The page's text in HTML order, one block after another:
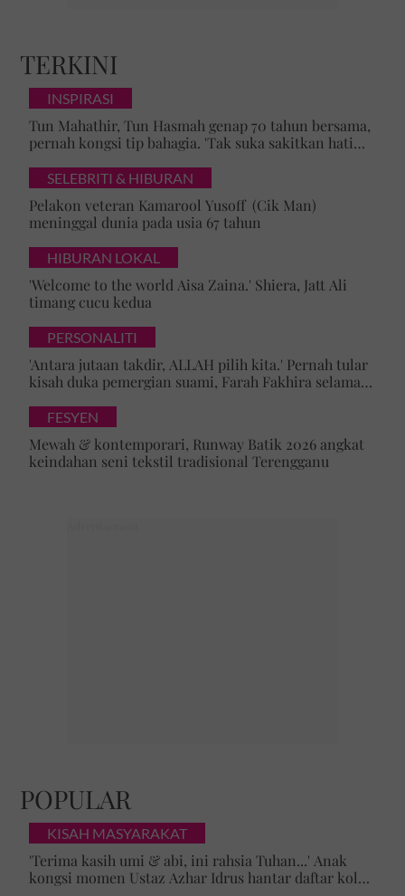
TERKINI
INSPIRASI
Tun Mahathir, Tun Hasmah genap 70 tahun bersama,
pernah kongsi tip bahagia. 'Tak suka sakitkan hati
SELEBRITI & HIBURAN
Pelakon veteran Kamarool Yusoff (Cik Man)
meninggal dunia pada usia 67 tahun
HIBURAN LOKAL
'Welcome to the world Aisa Zaina.' Shiera, Jatt Ali
timang cucu kedua
PERSONALITI
'Antara jutaan takdir, ALLAH pilih kita.' Pernah tular
kisah duka pemergian suami, Farah Fakhira selamat
FESYEN
Mewah & kontemporari, Runway Batik 2026 angkat
keindahan seni tekstil tradisional Terengganu
POPULAR
KISAH MASYARAKAT
'Terima kasih umi & abi, ini rahsia Tuhan...' Anak
kongsi momen Ustaz Azhar Idrus hantar daftar kolej,